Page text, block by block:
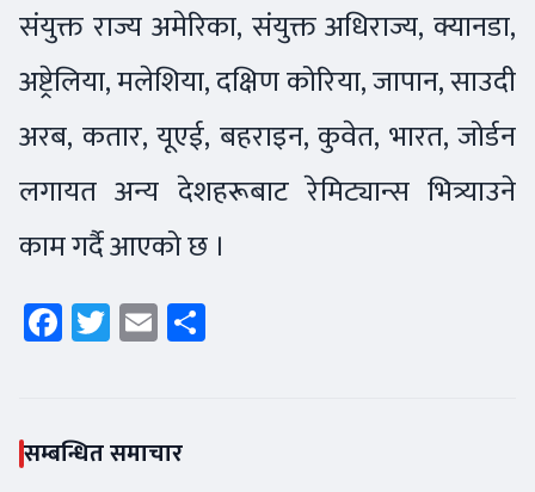
संयुक्त राज्य अमेरिका, संयुक्त अधिराज्य, क्यानडा,
अष्ट्रेलिया, मलेशिया, दक्षिण कोरिया, जापान, साउदी
अरब, कतार, यूएई, बहराइन, कुवेत, भारत, जोर्डन
लगायत अन्य देशहरूबाट रेमिट्यान्स भित्र्याउने
काम गर्दै आएको छ ।
Facebook
Twitter
Email
सम्बन्धित समाचार